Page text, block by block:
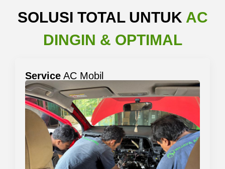
SOLUSI TOTAL UNTUK AC
DINGIN & OPTIMAL
Service AC Mobil